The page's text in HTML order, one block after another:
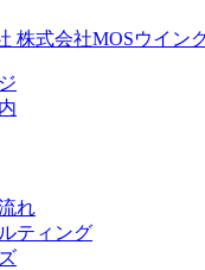
れ
ティング